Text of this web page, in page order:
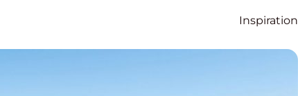
Inspiration